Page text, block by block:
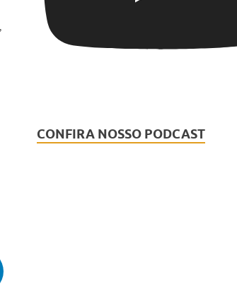
CONFIRA NOSSO PODCAST